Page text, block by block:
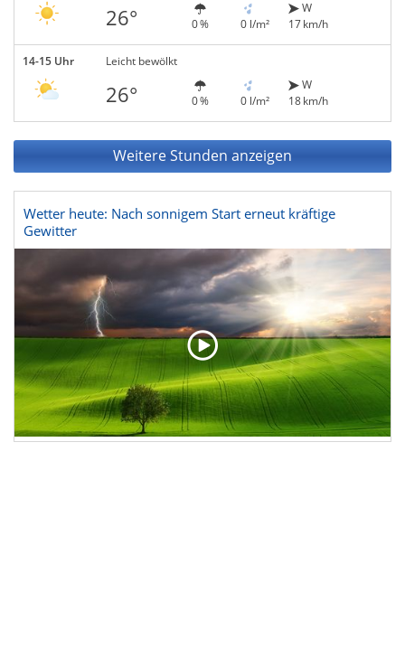
26° 0 % 0 l/m²
W
17 km/h
14-15 Uhr Leicht bewölkt
26° 0 % 0 l/m²
W
18 km/h
Weitere Stunden anzeigen
Wetter heute: Nach sonnigem Start erneut kräftige
Gewitter